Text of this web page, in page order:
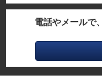
電話やメールで